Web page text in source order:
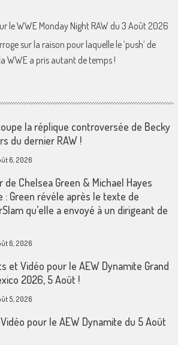
le WWE Monday Night RAW du 3 Août 2026
sur la raison pour laquelle le ‘push’ de
WWE a pris autant de temps !
la réplique controversée de Becky
du dernier RAW !
6, 2026
de Chelsea Green & Michael Hayes
: Green révèle après le texte de
qu’elle a envoyé à un dirigeant de
6, 2026
et Vidéo pour le AEW Dynamite Grand
2026, 5 Août !
5, 2026
pour le AEW Dynamite du 5 Août